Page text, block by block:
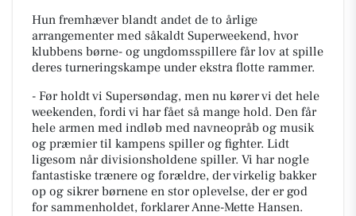
Hun fremhæver blandt andet de to årlige
arrangementer med såkaldt Superweekend, hvor
klubbens børne- og ungdomsspillere får lov at spille
deres turneringskampe under ekstra flotte rammer.
- Før holdt vi Supersøndag, men nu kører vi det hele
weekenden, fordi vi har fået så mange hold. Den får
hele armen med indløb med navneopråb og musik
og præmier til kampens spiller og fighter. Lidt
ligesom når divisionsholdene spiller. Vi har nogle
fantastiske trænere og forældre, der virkelig bakker
op og sikrer børnene en stor oplevelse, der er god
for sammenholdet, forklarer Anne-Mette Hansen.